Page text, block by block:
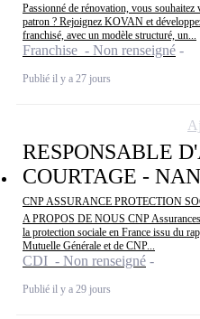
Passionné de rénovation, vous
patron ? Rejoignez KOVAN et
franchisé, avec un modèle structuré, un...
Franchise - Non renseigné
Publié il y a 27 jours
RESPONSABLE
COURTAGE -
CNP ASSURANCE PROTECTION
A PROPOS DE NOUS CNP
la protection sociale en France issu du
Mutuelle Générale et de CNP...
CDI - Non renseigné
Publié il y a 29 jours